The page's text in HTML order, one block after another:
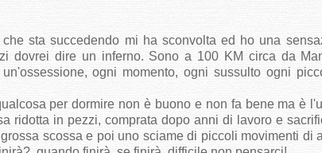
sta succedendo mi ha sconvolta ed ho una
dovrei dire un inferno. Sono a 100 KM circa da
ogni momento, ogni sussulto ogni
per dormire non è buono e non fa bene ma è
ridotta in pezzi, comprata dopo anni di lavoro e
scossa e poi uno sciame di piccoli movimenti di